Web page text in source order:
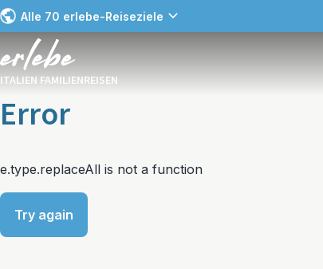
Alle 70 erlebe-Reiseziele
ITALIEN FAMILIENREISEN
Error
e.type.replaceAll is not a function
Try again